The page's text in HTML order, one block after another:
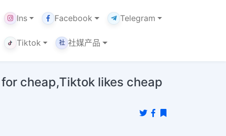
Ins Facebook Telegram
Tiktok 社 社媒产品
for cheap,Tiktok likes cheap